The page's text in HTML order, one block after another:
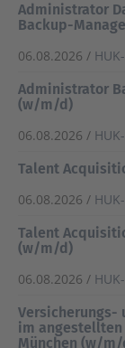
Administrator
Backup-
06.08.2026 /
Administrator
(w/m/d)
06.08.2026 /
Talent
06.08.2026 /
Talent
(w/m/d)
06.08.2026 /
Versicherungs-
im
München (w/